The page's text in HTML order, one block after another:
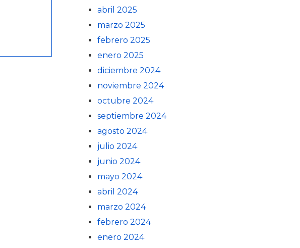
abril 2025
marzo 2025
febrero 2025
enero 2025
diciembre 2024
noviembre 2024
octubre 2024
septiembre 2024
agosto 2024
julio 2024
junio 2024
mayo 2024
abril 2024
marzo 2024
febrero 2024
enero 2024